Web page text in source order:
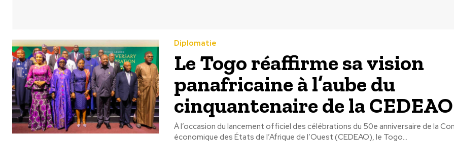
Diplomatie
Le Togo réaffirme sa vision
panafricaine à l’aube du
cinquantenaire de la CEDEAO
À l’occasion du lancement officiel des célébrations du 50e anniversaire de la
économique des États de l’Afrique de l’Ouest (CEDEAO), le Togo...